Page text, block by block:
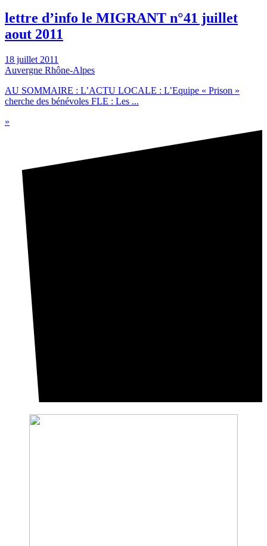
lettre d’info le MIGRANT n°41 juillet
aout 2011
18 juillet 2011
Auvergne Rhône-Alpes
AU SOMMAIRE : L’ACTU LOCALE : L’Equipe « Prison »
cherche des bénévoles FLE : Les ...
»